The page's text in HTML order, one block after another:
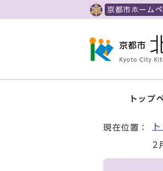
京都市ホーム
トップ
現在位置：
2